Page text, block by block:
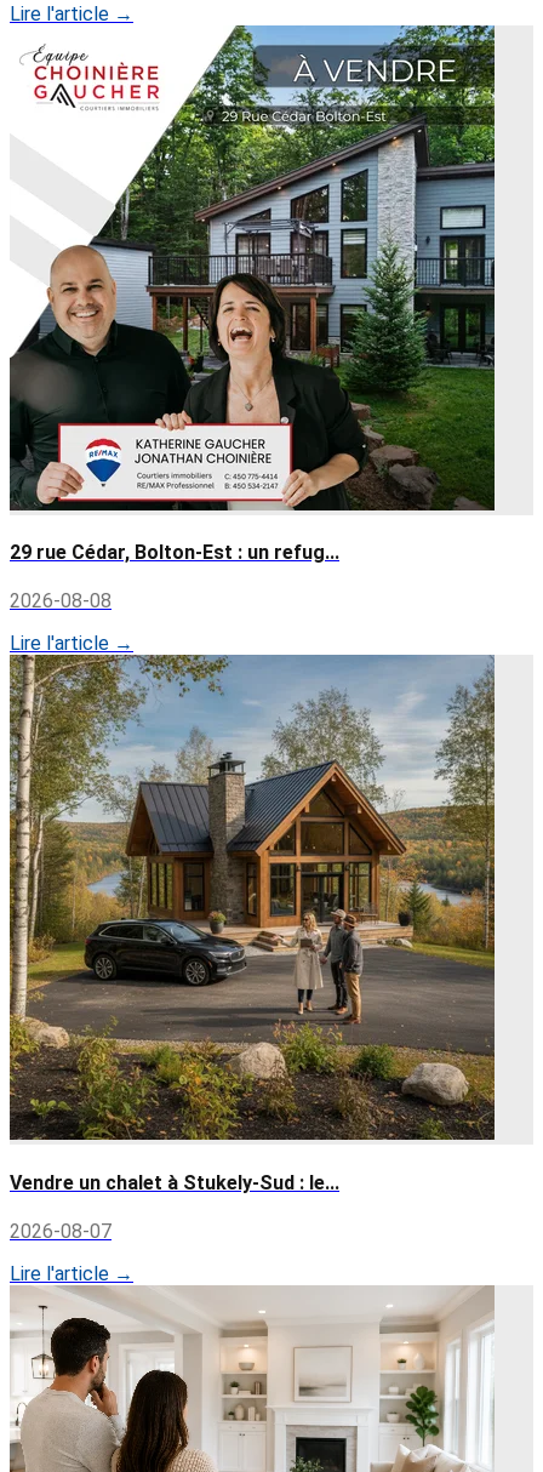
Lire l'article →
29 rue Cédar, Bolton-Est : un refug...
2026-08-08
Lire l'article →
Vendre un chalet à Stukely-Sud : le...
2026-08-07
Lire l'article →